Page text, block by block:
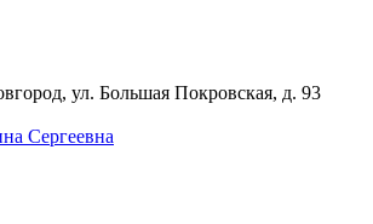
ул. Большая Покровская, д. 93
Сергеевна